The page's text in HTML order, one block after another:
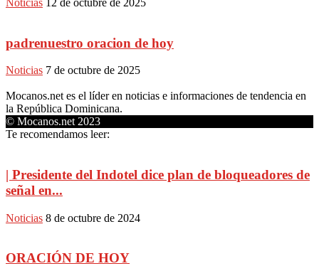
padrenuestro oracion de hoy
Noticias 7 de octubre de 2025
Mocanos.net es el líder en noticias e informaciones de tendencia en
la República Dominicana.
© Mocanos.net 2023
Te recomendamos leer:
| Presidente del Indotel dice plan de bloqueadores de
señal en...
Noticias 8 de octubre de 2024
ORACIÓN DE HOY